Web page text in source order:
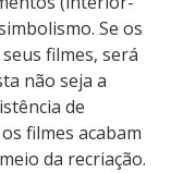
Se os
filmes, será
não seja a
de
filmes acabam
da recriação.